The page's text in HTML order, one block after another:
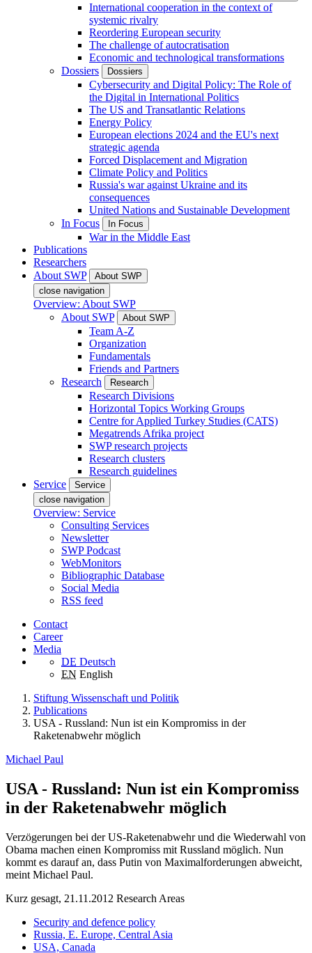
International cooperation in the context of
systemic rivalry
Reordering European security
The challenge of autocratisation
Economic and technological transformations
Dossiers
Dossiers
Cybersecurity and Digital Policy: The Role of
the Digital in International Politics
The US and Transatlantic Relations
Energy Policy
European elections 2024 and the EU's next
strategic agenda
Forced Displacement and Migration
Climate Policy and Politics
Russia's war against Ukraine and its
consequences
United Nations and Sustainable Development
In Focus
In Focus
War in the Middle East
Publications
Researchers
About SWP
About SWP
close navigation
Overview: About SWP
About SWP
About SWP
Team A-Z
Organization
Fundamentals
Friends and Partners
Research
Research
Research Divisions
Horizontal Topics Working Groups
Centre for Applied Turkey Studies (CATS)
Megatrends Afrika project
SWP research projects
Research clusters
Research guidelines
Service
Service
close navigation
Overview: Service
Consulting Services
Newsletter
SWP Podcast
WebMonitors
Bibliographic Database
Social Media
RSS feed
Contact
Career
Media
DE Deutsch
EN English
Stiftung Wissenschaft und Politik
Publications
USA - Russland: Nun ist ein Kompromiss in der
Raketenabwehr möglich
Michael Paul
USA - Russland: Nun ist ein Kompromiss
in der Raketenabwehr möglich
Verzögerungen bei der US-Raketenabwehr und die Wiederwahl von
Obama machen einen Kompromiss mit Russland möglich. Nun
kommt es darauf an, dass Putin von Maximalforderungen abweicht,
meint Michael Paul.
Kurz gesagt, 21.11.2012 Research Areas
Security and defence policy
Russia, E. Europe, Central Asia
USA, Canada